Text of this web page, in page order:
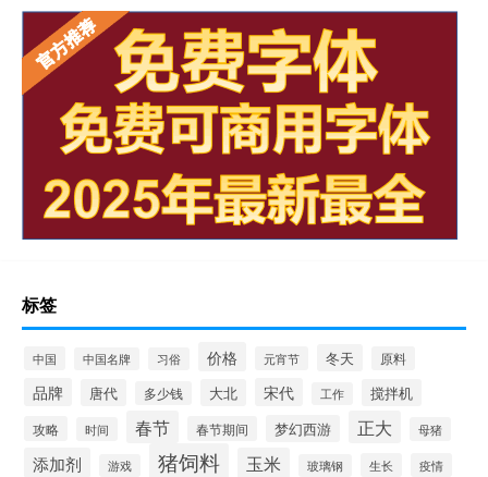
标签
中国 中国名牌 习俗 价格 元宵节 冬天 原料
品牌 唐代 多少钱 大北 宋代 工作 搅拌机
攻略 时间 春节 春节期间 梦幻西游 正大 母猪
添加剂 游戏 猪饲料 玉米 玻璃钢 生长 疫情